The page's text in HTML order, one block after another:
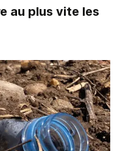
au plus vite les